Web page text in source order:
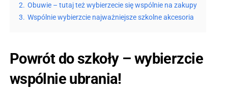
2. Obuwie – tutaj też wybierzecie się wspólnie na zakupy
3. Wspólnie wybierzcie najważniejsze szkolne akcesoria
Powrót do szkoły – wybierzcie
wspólnie ubrania!